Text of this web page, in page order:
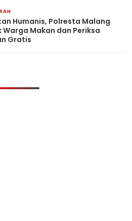
Humanis, Polresta Malang
Warga Makan dan Periksa
Gratis